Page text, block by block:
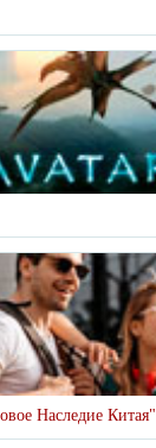
Наследие Китая"